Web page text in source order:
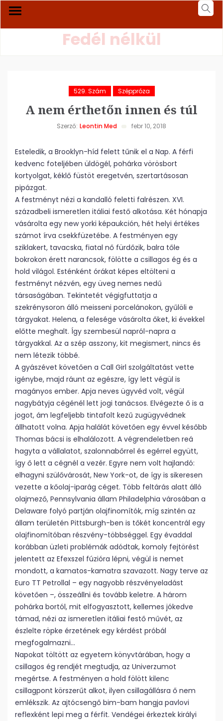
Fedél nélkül
529. Szám Széppróza
A nem érthetőn innen és túl
Szerző: Leontin Med febr 10, 2018
Esteledik, a Brooklyn-híd felett tűnik el a Nap. A férfi
kedvenc foteljében üldögél, pohárka vörösbort
kortyolgat, kéklő füstöt eregetvén, szertartásosan
pipázgat.
A festményt nézi a kandalló feletti falrészen. XVI.
századbeli ismeretlen itáliai festő alkotása. Két hónapja
vásárolta egy new yorki képaukción, hét helyi értékes
számot írva csekkfüzetébe. A festményen egy
sziklakert, tavacska, fiatal nő fürdőzik, balra tőle
bokrokon érett narancsok, fölötte a csillagos ég és a
hold világol. Esténként órákat képes eltölteni a
festményt nézvén, egy üveg nemes nedű
társaságában. Tekintetét végigfuttatja a
szekrénysoron álló meisseni porcelánokon, gyűlöli e
tárgyakat. Helena, a felesége vásárolta őket, ki évekkel
előtte meghalt. Így szembesül napról-napra a
tárgyakkal. Az a szép asszony, kit megismert, nincs és
nem létezik többé.
A gyászévet követően a Call Girl szolgáltatást vette
igénybe, majd ráunt az egészre, így lett végül is
magányos ember. Apja neves ügyvéd volt, végül
nagybátyja cégénél lett jogi tanácsos. Elvégezte ő is a
jogot, ám legfeljebb tintafolt kezű zugügyvédnek
állhatott volna. Apja halálát követően egy évvel később
Thomas bácsi is elhalálozott. A végrendeletben reá
hagyta a vállalatot, szalonnabőrrel és egérrel együtt,
így ő lett a cégnél a vezér. Egyre nem volt hajlandó:
elhagyni szülővárosát, New York-ot, de így is sikeresen
vezette a kőolaj-iparág céget. Több feltárás alatt álló
olajmező, Pennsylvania állam Philadelphia városában a
Delaware folyó partján olajfinomítók, míg szintén az
állam területén Pittsburgh-ben is tőkét koncentrál egy
olajfinomítóban részvény-többséggel. Egy évaddal
korábban üzleti problémák adódtak, komoly fejtörést
jelentett az Efexszel fúzióra lépni, végül is nemet
mondott, a kamatos-kamatra szavazott. Nagy terve az
Euro TT Petrollal – egy nagyobb részvényeladást
követően –, összeállni és tovább keletre. A három
pohárka bortól, mit elfogyasztott, kellemes jókedve
támad, nézi az ismeretlen itáliai festő művét, az
észlelte röpke érzetének egy kérdést próbál
megfogalmazni…
Napokat töltött az egyetem könyvtárában, hogy a
csillagos ég rendjét megtudja, az Univerzumot
megértse. A festményen a hold fölött kilenc
csillagpont körszerűt alkot, ilyen csillagállásra ő nem
emlékszik. Az ajtócsengő bim-bam hangja pavlovi
reflexként lepi meg a férfit. Vendégei érkeztek királyi